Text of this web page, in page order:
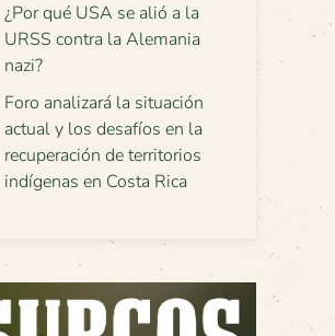
¿Por qué USA se alió a la
URSS contra la Alemania
nazi?
Foro analizará la situación
actual y los desafíos en la
recuperación de territorios
indígenas en Costa Rica